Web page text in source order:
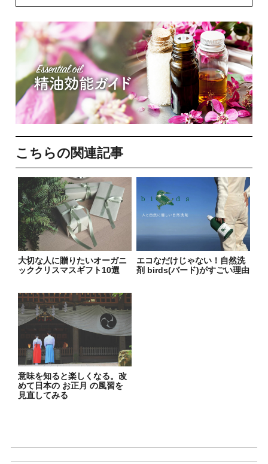
こちらの関連記事
大切な人に贈りたいオーガニ
ッククリスマスギフト10選
エコなだけじゃない！自然洗
剤 birds(バード)がすごい理由
意味を知ると楽しくなる。改
めて日本の お正月 の風習を
見直してみる